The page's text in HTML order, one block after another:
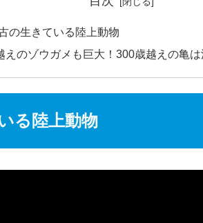
の生きている陸上動物
えのゾウガメも巨大！300歳越えの亀は
る陸上動物